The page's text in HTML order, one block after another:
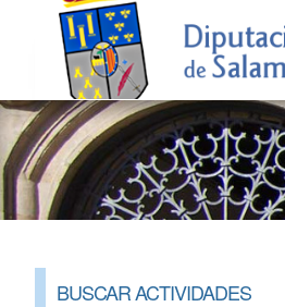
BUSCAR ACTIVIDADES